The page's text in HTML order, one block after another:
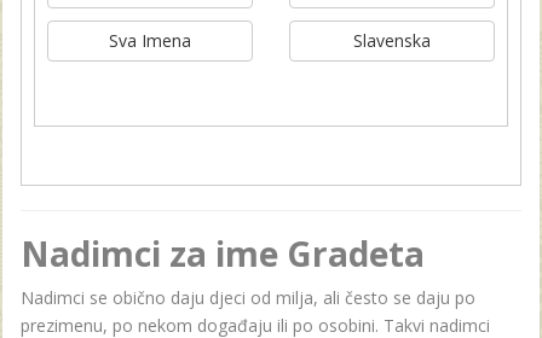
Sva Imena Slavenska
Nadimci za ime Gradeta
Nadimci se obično daju djeci od milja, ali često se daju po
prezimenu, po nekom događaju ili po osobini. Takvi nadimci